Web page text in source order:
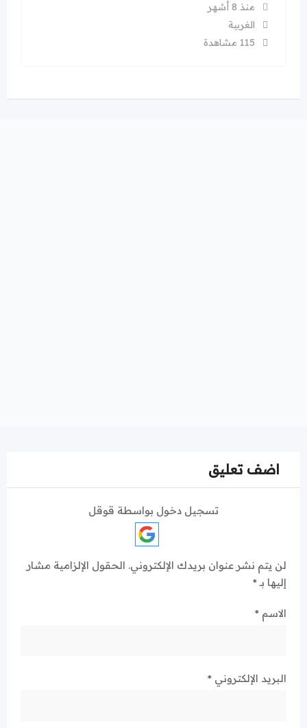
منذ 8 أشهر
الغربية
115 مشاهدة
اضف تعليق
تسجيل دخول بواسطة قوقل
لن يتم نشر عنوان بريدك الإلكتروني. الحقول الإلزامية مشار
إليها بـ*
الاسم *
البريد الإلكتروني *